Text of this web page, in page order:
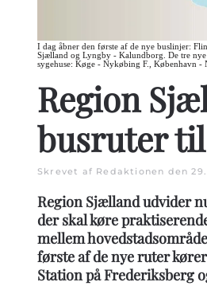
I dag åbner den første af de nye buslinjer:
Sjælland og Lyngby - Kalundborg. De tre
sygehuse: Køge - Nykøbing F., København
Region
busruter
Skrevet af Redaktionen den
Region Sjælland udvider
der skal køre
mellem
første af de nye ruter
Station på Frederiksberg